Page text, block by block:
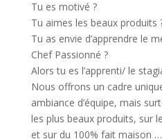
Tu es motivé ?
Tu aimes les beaux produits
Tu as envie d’apprendre le
Chef Passionné ?
Alors tu es l’apprenti/ le
Nous offrons un cadre
ambiance d’équipe, mais
les plus beaux produits, sur
et sur du 100% fait maison …